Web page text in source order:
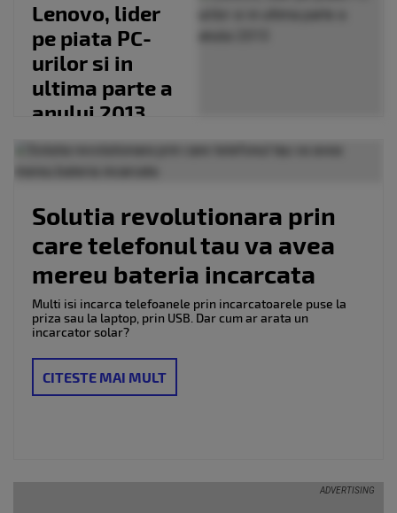
Lenovo, lider
pe piata PC-
urilor si in
ultima parte a
anului 2013
Solutia revolutionara prin
care telefonul tau va avea
mereu bateria incarcata
Multi isi incarca telefoanele prin incarcatoarele puse la
priza sau la laptop, prin USB. Dar cum ar arata un
incarcator solar?
CITESTE MAI MULT